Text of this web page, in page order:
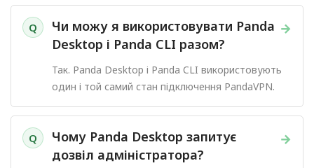
Q →
Чи можу я використовувати Panda
Desktop і Panda CLI разом?
Так. Panda Desktop і Panda CLI використовують
один і той самий стан підключення PandaVPN.
Q →
Чому Panda Desktop запитує
дозвіл адміністратора?